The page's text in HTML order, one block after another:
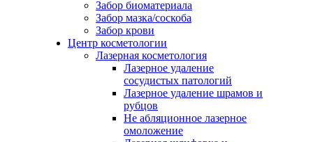
Забор биоматериала
Забор мазка/соскоба
Забор крови
Центр косметологии
Лазерная косметология
Лазерное удаление
сосудистых патологий
Лазерное удаление шрамов и
рубцов
Не абляционное лазерное
омоложение